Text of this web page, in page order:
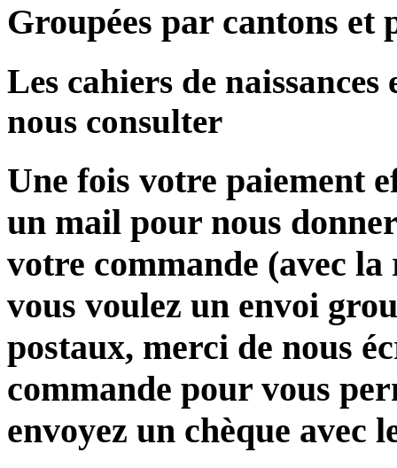
Groupées par cantons et
Les cahiers de
nous consulter
Une fois votre paiement
un mail pour nous
votre commande (avec
vous voulez un envoi
postaux, merci de nous
commande pour vous
envoyez un chèque avec